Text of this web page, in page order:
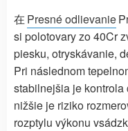
在 Presné odlievanie
si polotovary zo 40Cr
piesku, otryskávanie,
Pri následnom
stabilnejšia je kontrola
nižšie je riziko
rozptylu výkonu